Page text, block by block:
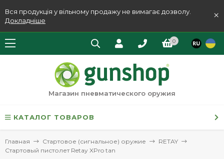
Вся продукція у вільному продажу не вимагає дозволу.
Докладніше
×
0
Магазин пневматического оружия
КАТАЛОГ ТОВАРОВ
Главная Стартовое (сигнальное) оружие
RETAY
Стартовый пистолет Retay XPro tan